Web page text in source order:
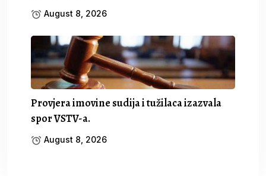
August 8, 2026
Provjera imovine sudija i tužilaca izazvala
spor VSTV-a.
August 8, 2026